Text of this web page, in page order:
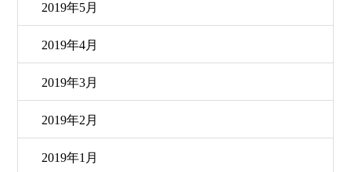
2019年5月
2019年4月
2019年3月
2019年2月
2019年1月